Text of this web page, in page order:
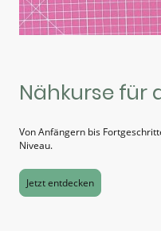
Nähkurse für
Von Anfängern bis
Niveau.
Jetzt entdecken